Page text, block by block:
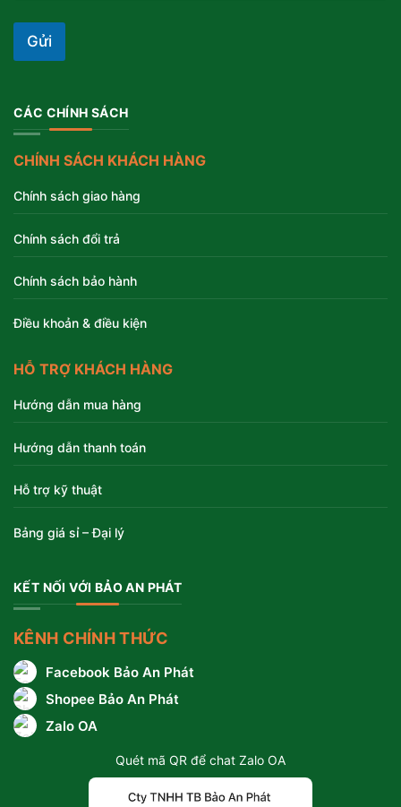
Gửi
CÁC CHÍNH SÁCH
CHÍNH SÁCH KHÁCH HÀNG
Chính sách giao hàng
Chính sách đổi trả
Chính sách bảo hành
Điều khoản & điều kiện
HỖ TRỢ KHÁCH HÀNG
Hướng dẫn mua hàng
Hướng dẫn thanh toán
Hỗ trợ kỹ thuật
Bảng giá sỉ – Đại lý
KẾT NỐI VỚI BẢO AN PHÁT
KÊNH CHÍNH THỨC
Facebook Bảo An Phát
Shopee Bảo An Phát
Zalo OA
Quét mã QR để chat Zalo OA